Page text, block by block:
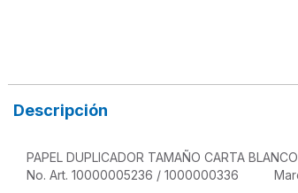
Descripción
PAPEL DUPLICADOR TAMAÑO CARTA
No. Art. 10000005236 / 1000000336